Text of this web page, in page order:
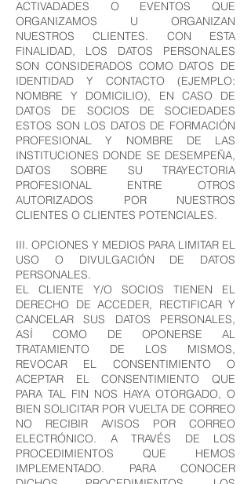
ACTIVADADES O EVENTOS QUE
ORGANIZAMOS U ORGANIZAN
NUESTROS CLIENTES. CON ESTA
FINALIDAD, LOS DATOS PERSONALES
SON CONSIDERADOS COMO DATOS DE
IDENTIDAD Y CONTACTO (EJEMPLO:
NOMBRE Y DOMICILIO), EN CASO DE
DATOS DE SOCIOS DE SOCIEDADES
ESTOS SON LOS DATOS DE FORMACIÓN
PROFESIONAL Y NOMBRE DE LAS
INSTITUCIONES DONDE SE DESEMPEÑA,
DATOS SOBRE SU TRAYECTORIA
PROFESIONAL ENTRE OTROS
AUTORIZADOS POR NUESTROS
CLIENTES O CLIENTES POTENCIALES.
III. OPCIONES Y MEDIOS PARA LIMITAR EL
USO O DIVULGACIÓN DE DATOS
PERSONALES.
EL CLIENTE Y/O SOCIOS TIENEN EL
DERECHO DE ACCEDER, RECTIFICAR Y
CANCELAR SUS DATOS PERSONALES,
ASÍ COMO DE OPONERSE AL
TRATAMIENTO DE LOS MISMOS,
REVOCAR EL CONSENTIMIENTO O
ACEPTAR EL CONSENTIMIENTO QUE
PARA TAL FIN NOS HAYA OTORGADO, O
BIEN SOLICITAR POR VUELTA DE CORREO
NO RECIBIR AVISOS POR CORREO
ELECTRÓNICO. A TRAVÉS DE LOS
PROCEDIMIENTOS QUE HEMOS
IMPLEMENTADO. PARA CONOCER